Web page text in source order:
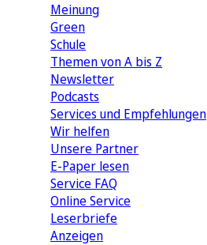
Meinung
Green
Schule
Themen von A bis Z
Newsletter
Podcasts
Services und Empfehlungen
Wir helfen
Unsere Partner
E-Paper lesen
Service FAQ
Online Service
Leserbriefe
Anzeigen